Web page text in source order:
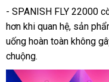
- SPANISH FLY 22000
hơn khi quan hệTrung
Quốc
, sản
uống hoàn toàn không
chuộng.